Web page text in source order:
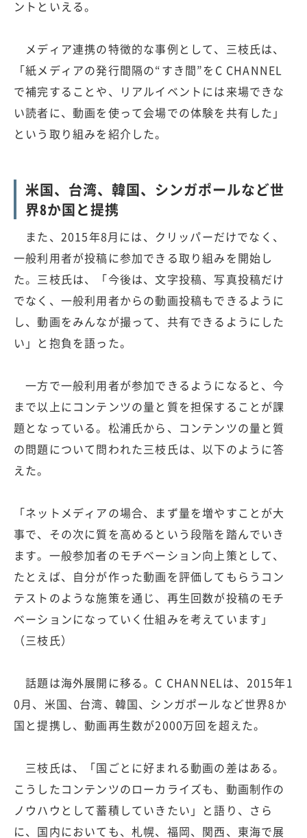
ントといえる。
メディア連携の特徴的な事例として、三枝氏は、
「紙メディアの発行間隔の“すき間”をC CHANNEL
で補完することや、リアルイベントには来場できな
い読者に、動画を使って会場での体験を共有した」
という取り組みを紹介した。
米国、台湾、韓国、シンガポールなど世
界8か国と提携
また、2015年8月には、クリッパーだけでなく、
一般利用者が投稿に参加できる取り組みを開始し
た。三枝氏は、「今後は、文字投稿、写真投稿だけ
でなく、一般利用者からの動画投稿もできるように
し、動画をみんなが撮って、共有できるようにした
い」と抱負を語った。
一方で一般利用者が参加できるようになると、今
まで以上にコンテンツの量と質を担保することが課
題となっている。松浦氏から、コンテンツの量と質
の問題について問われた三枝氏は、以下のように答
えた。
「ネットメディアの場合、まず量を増やすことが大
事で、その次に質を高めるという段階を踏んでいき
ます。一般参加者のモチベーション向上策として、
たとえば、自分が作った動画を評価してもらうコン
テストのような施策を通じ、再生回数が投稿のモチ
ベーションになっていく仕組みを考えています」
（三枝氏）
話題は海外展開に移る。C CHANNELは、2015年1
0月、米国、台湾、韓国、シンガポールなど世界8か
国と提携し、動画再生数が2000万回を超えた。
三枝氏は、「国ごとに好まれる動画の差はある。
こうしたコンテンツのローカライズも、動画制作の
ノウハウとして蓄積していきたい」と語り、さら
に、国内においても、札幌、福岡、関西、東海で展